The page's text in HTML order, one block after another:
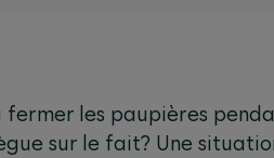
les paupières
sur le fait? Une